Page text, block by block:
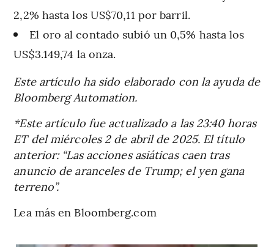
2,2% hasta los US$70,11 por barril.
El oro al contado subió un 0,5% hasta los
US$3.149,74 la onza.
Este artículo ha sido elaborado con la ayuda de
Bloomberg Automation.
*Este artículo fue actualizado a las 23:40 horas
ET del miércoles 2 de abril de 2025. El título
anterior: “Las acciones asiáticas caen tras
anuncio de aranceles de Trump; el yen gana
terreno”.
Lea más en Bloomberg.com